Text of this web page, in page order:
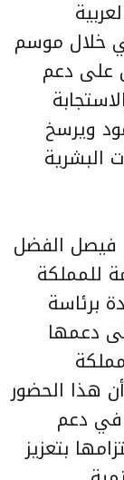
خلال موسم
على دعم
ويرسخ
البشرية
فيصل الفضل
للمملكة
برئاسة
دعمها
هذا الحضور
في دعم
بتعزيز